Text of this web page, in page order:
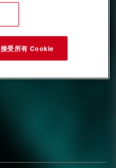
接受所有 Cookie